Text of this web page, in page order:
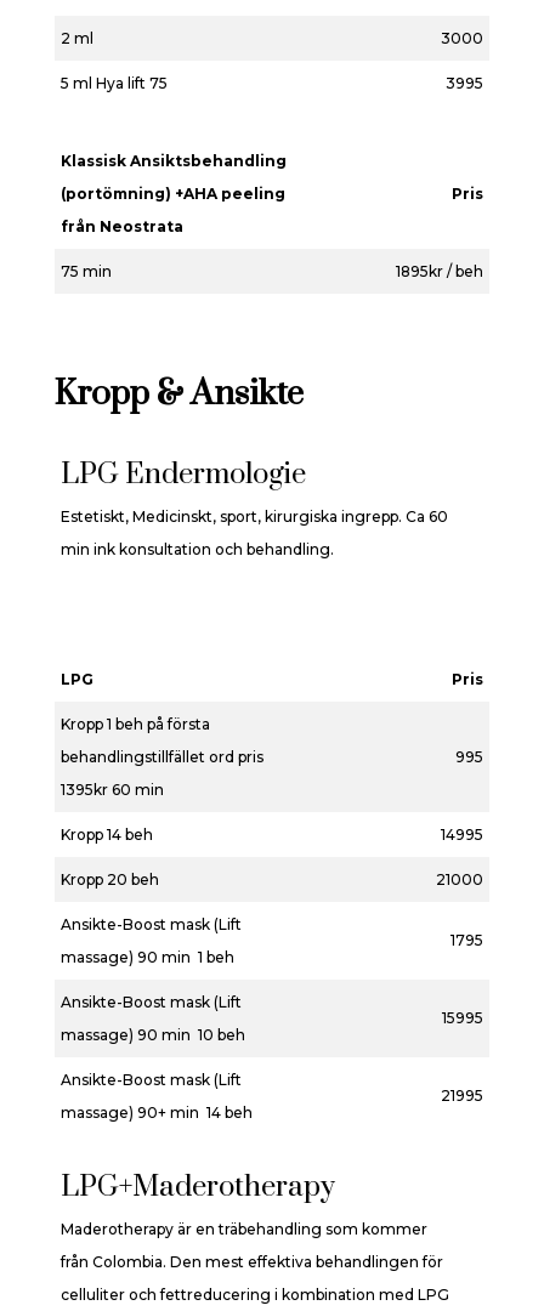
2 ml 3000
5 ml Hya lift 75 3995
Klassisk Ansiktsbehandling
(portömning) +AHA peeling
från Neostrata
Pris
75 min 1895kr / beh
Kropp & Ansikte
LPG Endermologie
Estetiskt, Medicinskt, sport, kirurgiska ingrepp. Ca 60
min ink konsultation och behandling.
LPG Pris
Kropp 1 beh på första
behandlingstillfället ord pris
1395kr 60 min
995
Kropp 14 beh 14995
Kropp 20 beh 21000
Ansikte-Boost mask (Lift
massage) 90 min 1 beh
1795
Ansikte-Boost mask (Lift
massage) 90 min 10 beh
15995
Ansikte-Boost mask (Lift
massage) 90+ min 14 beh
21995
LPG+Maderotherapy
Maderotherapy är en träbehandling som kommer
från Colombia. Den mest effektiva behandlingen för
celluliter och fettreducering i kombination med LPG